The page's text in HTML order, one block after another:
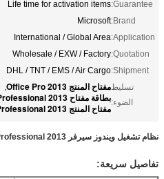
Guarantee:
Life time for activation items
Brand:
Microsoft
Application:
International / Global Area
Quotation:
Wholesale / EXW / Factory
Shipment:
DHL / TNT / EMS / Air Cargo
تسليط
الضوء:
مفتاح المنتج Office Pro 2013 ,
بطاقة مفتاح Microsoft Office Professional 2013
مفتاح المنتج Office Professional 2013
نظام تشغيل ويندوز سيرفر Microsoft Office Professional 2013 بطاقة مفتاح
تفاصيل سريعة: